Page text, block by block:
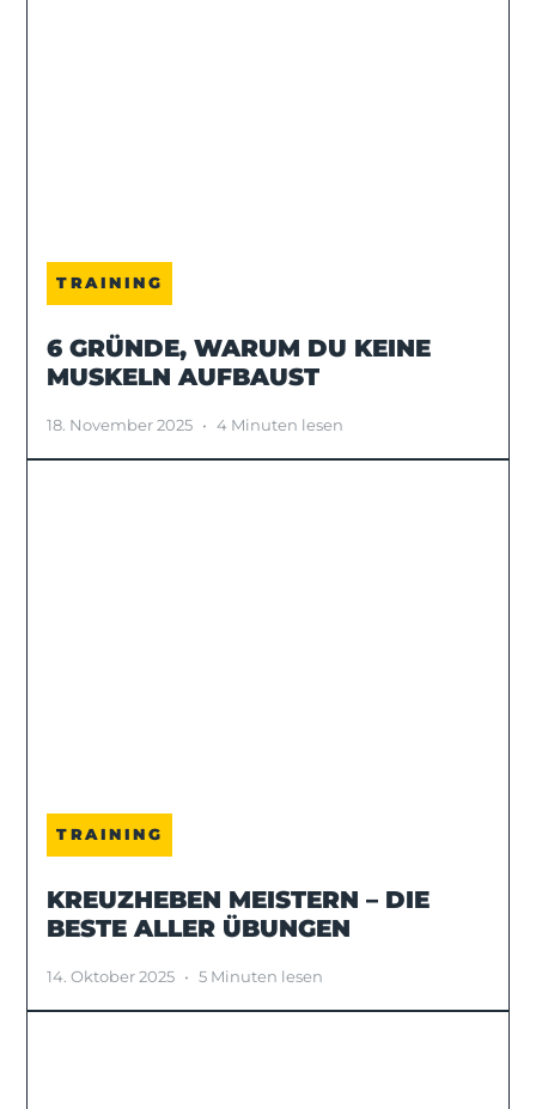
TRAINING
6 GRÜNDE, WARUM DU KEINE
MUSKELN AUFBAUST
18. November 2025 • 4 Minuten lesen
TRAINING
KREUZHEBEN MEISTERN – DIE
BESTE ALLER ÜBUNGEN
14. Oktober 2025 • 5 Minuten lesen